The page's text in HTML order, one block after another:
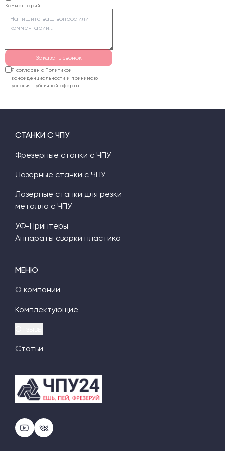
пенопласта лучше
использовать
фрезерный станок или
Комментарий
Заказать звонок
Я согласен с Политикой
конфиденциальности и принимаю
условия Публичной оферты.
МЕНЮ
О компании
Комплектующие
Статьи
СТАНКИ С ЧПУ
Фрезерные станки с ЧПУ
Лазерные станки с ЧПУ
Лазерные станки для резки
металла с ЧПУ
УФ-Принтеры
Аппараты сварки пластика